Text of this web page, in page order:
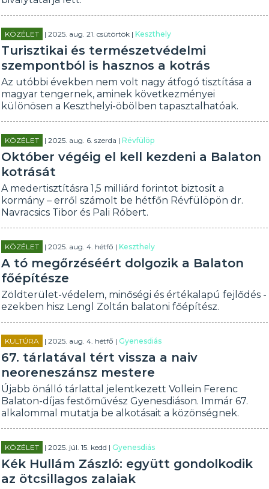
KÖZÉLET | 2025. aug. 21. csütörtök |Keszthely
Turisztikai és természetvédelmi
szempontból is hasznos a kotrás
Az utóbbi években nem volt nagy átfogó tisztítása a
magyar tengernek, aminek következményei
különösen a Keszthelyi-öbölben tapasztalhatóak.
KÖZÉLET | 2025. aug. 6. szerda |Révfülöp
Október végéig el kell kezdeni a Balaton
kotrását
A medertisztításra 1,5 milliárd forintot biztosít a
kormány – erről számolt be hétfőn Révfülöpön dr.
Navracsics Tibor és Pali Róbert.
KÖZÉLET | 2025. aug. 4. hétfő |Keszthely
A tó megőrzéséért dolgozik a Balaton
főépítésze
Zöldterület-védelem, minőségi és értékalapú fejlődés -
ezekben hisz Lengl Zoltán balatoni főépítész.
KULTÚRA | 2025. aug. 4. hétfő |Gyenesdiás
67. tárlatával tért vissza a naiv
neoreneszánsz mestere
Újabb önálló tárlattal jelentkezett Vollein Ferenc
Balaton-díjas festőművész Gyenesdiáson. Immár 67.
alkalommal mutatja be alkotásait a közönségnek.
KÖZÉLET | 2025. júl. 15. kedd |Gyenesdiás
Kék Hullám Zászló: együtt gondolkodik
az ötcsillagos zalaiak